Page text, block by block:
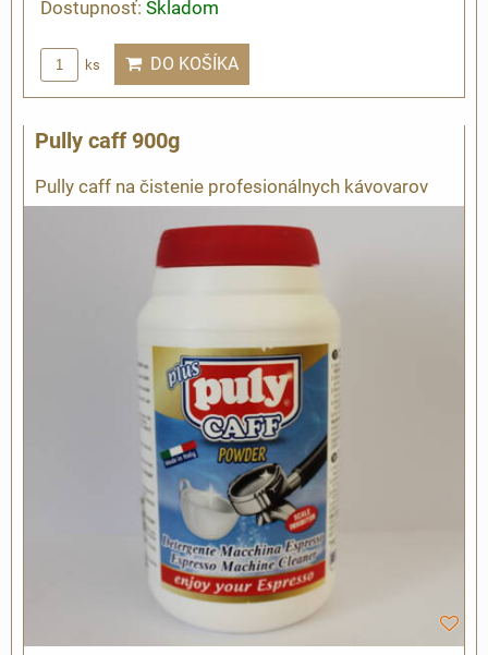
Dostupnosť: Skladom
ks DO KOŠÍKA
Pully caff 900g
Pully caff na čistenie profesionálnych kávovarov